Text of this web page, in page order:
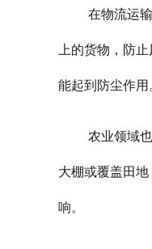
在物流运
上的货物，防
能起到防尘作用
农业领域
大棚或覆盖田
响。